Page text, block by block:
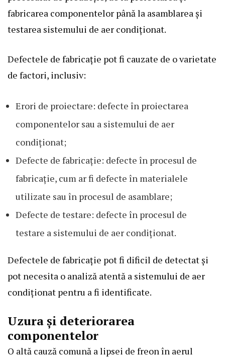
fabricarea componentelor până la asamblarea și
testarea sistemului de aer condiționat.
Defectele de fabricație pot fi cauzate de o varietate
de factori, inclusiv:
Erori de proiectare: defecte în proiectarea
componentelor sau a sistemului de aer
condiționat;
Defecte de fabricație: defecte în procesul de
fabricație, cum ar fi defecte în materialele
utilizate sau în procesul de asamblare;
Defecte de testare: defecte în procesul de
testare a sistemului de aer condiționat.
Defectele de fabricație pot fi dificil de detectat și
pot necesita o analiză atentă a sistemului de aer
condiționat pentru a fi identificate.
Uzura și deteriorarea
componentelor
O altă cauză comună a lipsei de freon în aerul